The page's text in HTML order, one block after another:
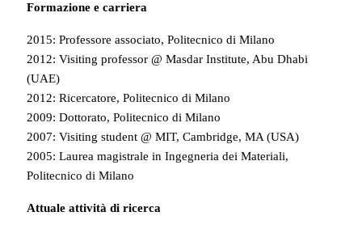
Formazione e carriera
2015: Professore associato, Politecnico di Milano
2012: Visiting professor @ Masdar Institute, Abu Dhabi
(UAE)
2012: Ricercatore, Politecnico di Milano
2009: Dottorato, Politecnico di Milano
2007: Visiting student @ MIT, Cambridge, MA (USA)
2005: Laurea magistrale in Ingegneria dei Materiali,
Politecnico di Milano
Attuale attività di ricerca